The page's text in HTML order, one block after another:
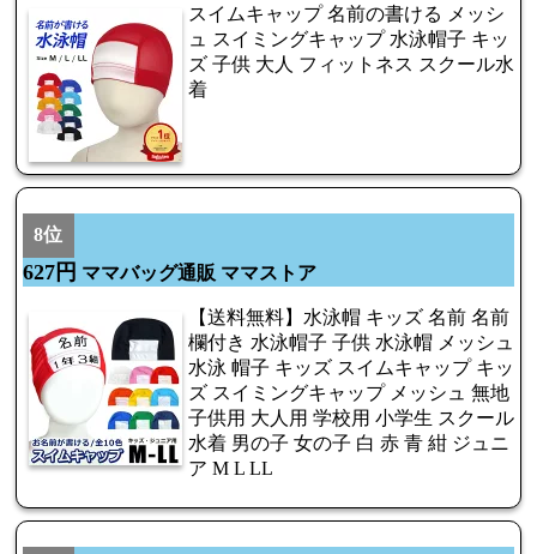
スイムキャップ 名前の書ける メッシ
ュ スイミングキャップ 水泳帽子 キッ
ズ 子供 大人 フィットネス スクール水
着
8位
627円 ママバッグ通販 ママストア
【送料無料】水泳帽 キッズ 名前 名前
欄付き 水泳帽子 子供 水泳帽 メッシュ
水泳 帽子 キッズ スイムキャップ キッ
ズ スイミングキャップ メッシュ 無地
子供用 大人用 学校用 小学生 スクール
水着 男の子 女の子 白 赤 青 紺 ジュニ
ア M L LL